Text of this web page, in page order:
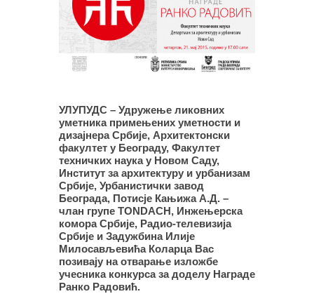
УЛУПУДС – Удружење ликовних
уметника примењених уметности и
дизајнера Србије, Архитектонски
факултет у Београду, Факултет
техничких наука у Новом Саду,
Институт за архитектуру и урбанизам
Србије, Урбанистички завод
Београда, Потисје Кањижа А.Д. –
члан групе TONDACH, Инжењерска
комора Србије, Радио-телевизија
Србије и Задужбина Илије
Милосављевића Коларца Вас
позивају на отварање изложбе
учесника конкурса за доделу Награде
Ранко Радовић.